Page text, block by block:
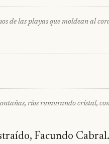
las playas que moldean al
ríos rumurando cristal,
Facundo Cabral.